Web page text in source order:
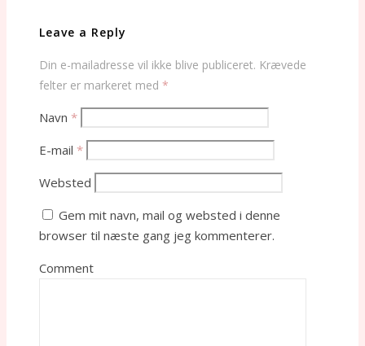
Leave a Reply
Din e-mailadresse vil ikke blive publiceret. Krævede
felter er markeret med *
Navn *
E-mail *
Websted
Gem mit navn, mail og websted i denne
browser til næste gang jeg kommenterer.
Comment